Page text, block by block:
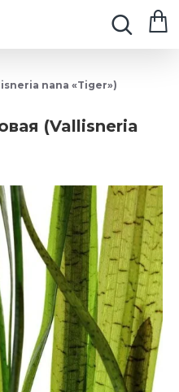
nana «Tiger»)
(Vallisneria